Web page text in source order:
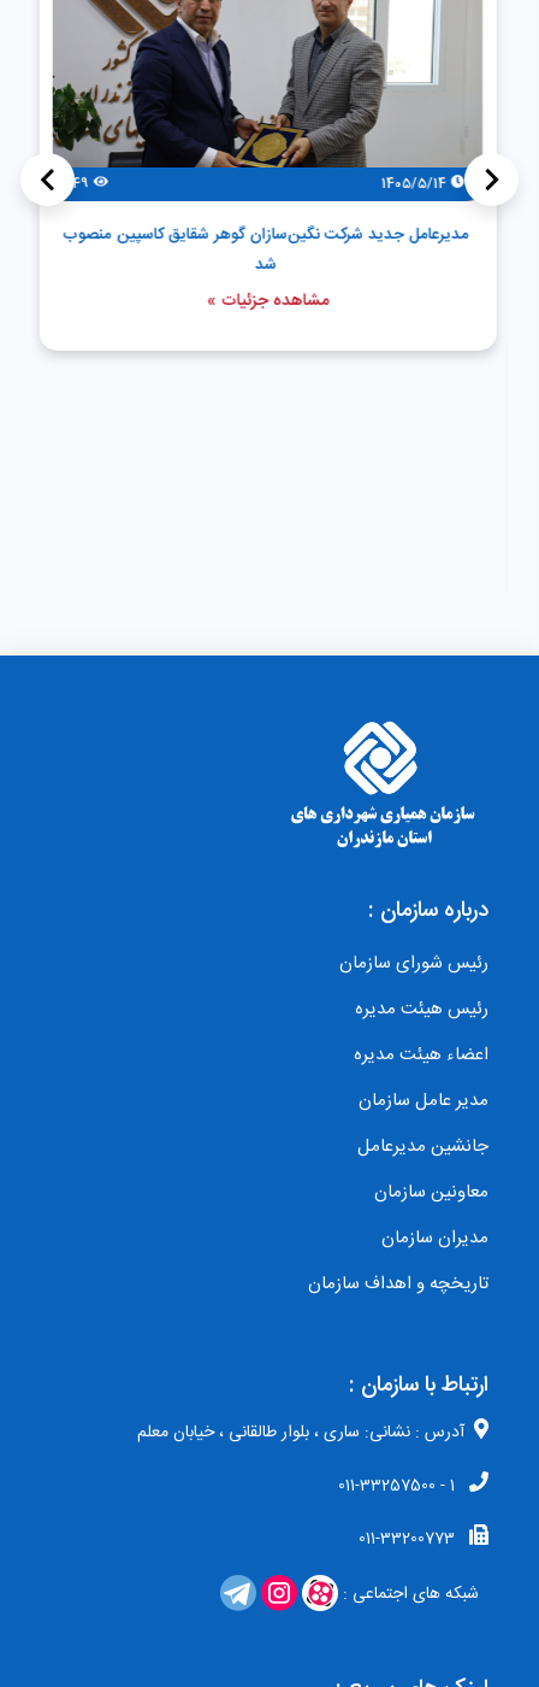
1405/5/14
49
مدیرعامل جدید شرکت نگین‌سازان گوهر شقایق کاسپین منصوب
شد
مشاهده جزئیات »
<
>
درباره سازمان :
رئیس شورای سازمان
رئیس هیئت مدیره
اعضاء هیئت مدیره
مدیر عامل سازمان
جانشین مدیرعامل
معاونین سازمان
مدیران سازمان
تاریخچه و اهداف سازمان
ارتباط با سازمان :
آدرس : نشانی: ساری ، بلوار طالقانی ، خیابان معلم
1 - 011-33257500
011-33200773
شبکه های اجتماعی :